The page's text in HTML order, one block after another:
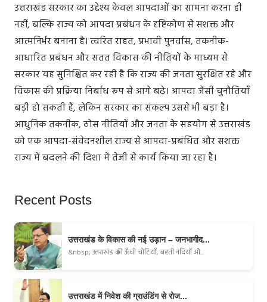
उत्तराखंड सरकार का उद्देश्य केवल आपदाओं का सामना करना ही
नहीं, बल्कि राज्य को आपदा प्रबंधन के दृष्टिकोण से सशक्त और
आत्मनिर्भर बनाना है। त्वरित राहत, प्रभावी पुनर्वास, तकनीक-
आधारित प्रबंधन और सतत विकास की नीतियों के माध्यम से
सरकार यह सुनिश्चित कर रही है कि राज्य की जनता सुरक्षित रहे और
विकास की प्रक्रिया निर्बाध रूप से आगे बढ़े। आपदा जैसी चुनौतियाँ
बड़ी हो सकती हैं, लेकिन सरकार का संकल्प उससे भी बड़ा है।
आधुनिक तकनीक, ठोस नीतियों और जनता के सहयोग से उत्तराखंड
को एक आपदा-संवेदनशील राज्य से आपदा-प्रबंधित और सशक्त
राज्य में बदलने की दिशा में तेजी से कार्य किया जा रहा है।
Recent Posts
उत्तराखंड के विकास की नई उड़ान – जनभागीद...
&nbsp; उत्तराखंड की ऊँची चोटियाँ, बहती नदियाँ औ...
उत्तराखंड में निवेश की ग्राउंडिंग से रोज...